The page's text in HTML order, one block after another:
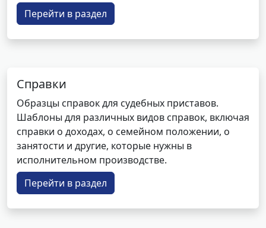
Перейти в раздел
Справки
Образцы справок для судебных приставов.
Шаблоны для различных видов справок, включая
справки о доходах, о семейном положении, о
занятости и другие, которые нужны в
исполнительном производстве.
Перейти в раздел